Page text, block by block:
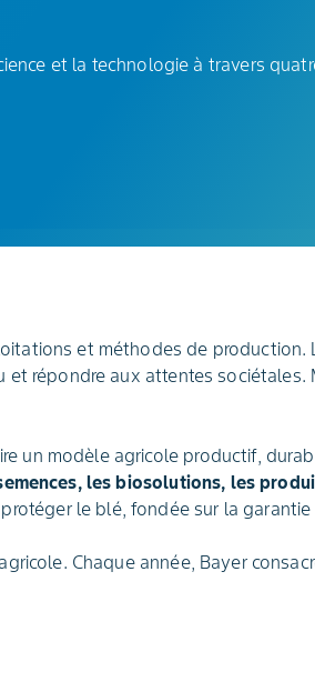
et la technologie à travers
et méthodes de
et répondre aux attentes
un modèle agricole productif,
les biosolutions, les
le blé, fondée sur la
Chaque année, Bayer